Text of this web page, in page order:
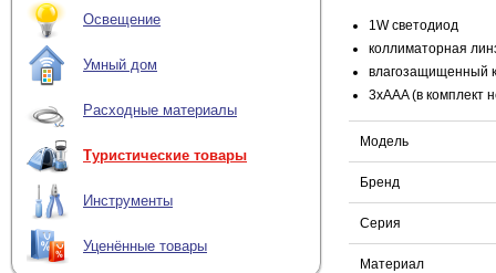
Освещение
Умный дом
Расходные материалы
Туристические товары
Инструменты
Уценённые товары
1W светодиод
коллиматорная
влагозащищенный
3xAAA (в комплект
Модель
Бренд
Серия
Материал